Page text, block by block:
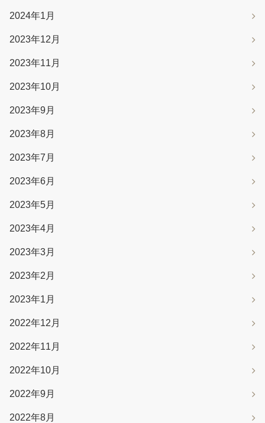
2024年1月
2023年12月
2023年11月
2023年10月
2023年9月
2023年8月
2023年7月
2023年6月
2023年5月
2023年4月
2023年3月
2023年2月
2023年1月
2022年12月
2022年11月
2022年10月
2022年9月
2022年8月